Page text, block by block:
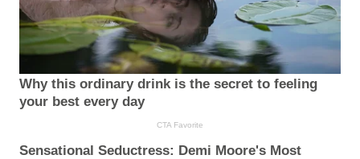
Why this ordinary drink is the secret to feeling
your best every day
CTA Favorite
Sensational Seductress: Demi Moore's Most